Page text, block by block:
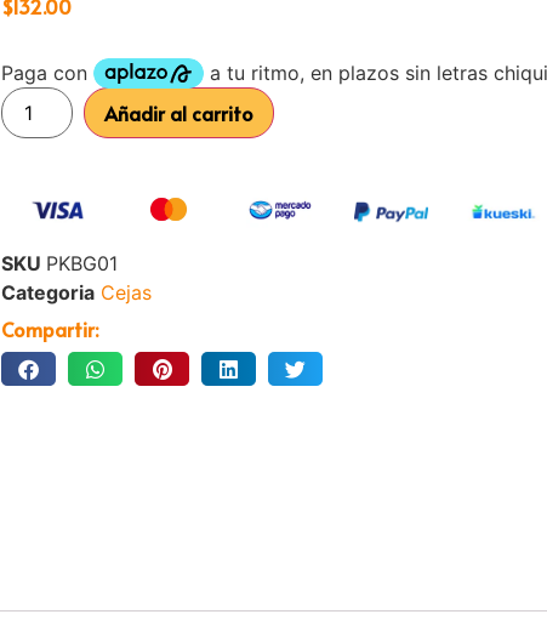
$132.00
Añadir al carrito
SKU PKBG01
Categoria Cejas
Compartir: